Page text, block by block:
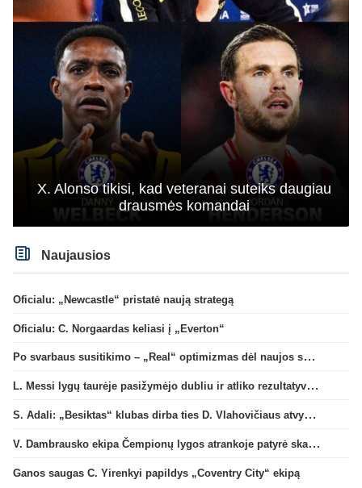
X. Alonso tikisi, kad veteranai suteiks daugiau
drausmės komandai
Naujausios
Oficialu: „Newcastle“ pristatė naują strategą
Oficialu: C. Norgaardas keliasi į „Everton“
Po svarbaus susitikimo – „Real“ optimizmas dėl naujos sutarties su Viniciumi
L. Messi lygų taurėje pasižymėjo dubliu ir atliko rezultatyvų perdavimą
S. Adali: „Besiktas“ klubas dirba ties D. Vlahovičiaus atvykimu“
V. Dambrausko ekipa Čempionų lygos atrankoje patyrė skaudžią nesėkmę
Ganos saugas C. Yirenkyi papildys „Coventry City“ ekipą